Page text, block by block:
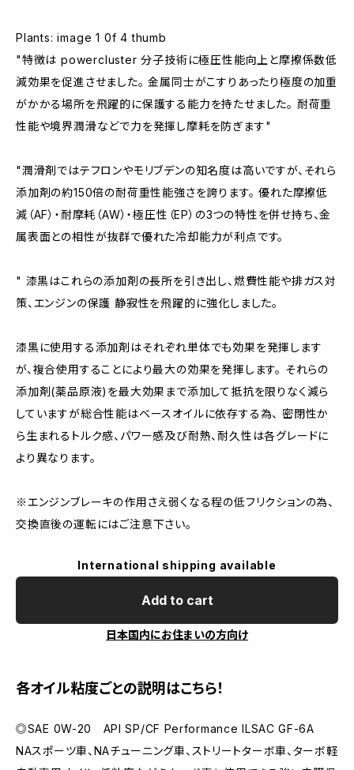
Plants: image 1 0f 4 thumb
"特徴は powercluster 分子技術に極圧性能向上と摩擦係数低
減効果を促進させました。 金属同士がこすりあったり極度の加重
がかかる場所を飛躍的に保護する能力を持たせました。 耐荷重
性能や境界潤滑などで力を発揮し摩耗を防ぎます"
"潤滑剤ではテフロンやモリブデンの知名度は高いですが、それら
添加剤の約150倍の耐荷重性能強さを誇ります。 優れた摩擦低
減（AF）・耐摩耗（AW）・極圧性（EP）の3つの特性を併せ持ち、金
属表面との相性が抜群で優れた冷却能力が利点です。
" 漆黒はこれらの添加剤の長所を引き出し、燃費性能や排ガス対
策、エンジンの保護 静寂性を飛躍的に強化しました。
漆黒に使用する添加剤はそれぞれ単体でも効果を発揮します
が、複合使用することにより最大の効果を発揮します。 それらの
添加剤(薬品原液)を最大効果まで添加して抵抗を限りなく減ら
していますが総合性能はベースオイルに依存する為、 密閉性か
ら生まれるトルク感、パワー感及び耐熱、耐久性は各グレードに
より異なります。
※エンジンブレーキの作用さえ弱くなる程の低フリクションの為、
交換直後の運転にはご注意下さい。
International shipping available
Add to cart
日本国内にお住まいの方向け
各オイル粘度ごとの説明はこちら！
◎SAE 0W-20 API SP/CF Performance ILSAC GF-6A
NAスポーツ車、NAチューニング車、ストリートターボ車、ターボ軽